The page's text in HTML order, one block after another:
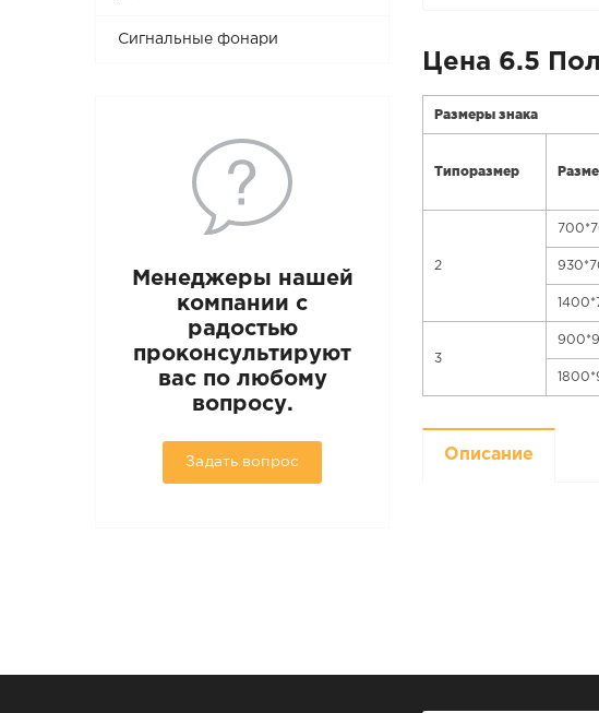
Сигнальные фонари
Менеджеры нашей
компании с
радостью
проконсультируют
вас по любому
вопросу.
Задать вопрос
Цена 6.5
Размеры знака
Типоразмер
2
3
Описание